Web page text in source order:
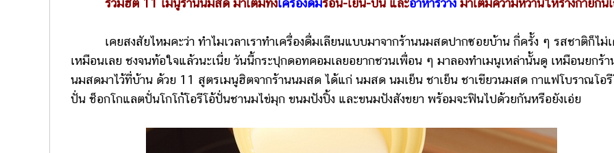
รวมฮิต 11 เมนูร้านนมสด มาเต็มทั้งเครื่องดื่มร้อน-เย็น-ปั่น และอาหารว่าง มาเติมความหวานให้ร่างกายกัน
เคยสงสัยไหมคะว่า ทำไมเวลาเราทำเครื่องดื่มเลียนแบบมาจากร้านนมสดปากซอยบ้าน กี่ครั้ง ๆ รสชาติก็ไม่
เหมือนเลย ชงจนท้อใจแล้วนะเนี่ย วันนี้กระปุกดอทคอมเลยอยากชวนเพื่อน ๆ มาลองทำเมนูเหล่านั้นดู เหมือนยกร้า
นมสดมาไว้ที่บ้าน ด้วย 11 สูตรเมนูฮิตจากร้านนมสด ได้แก่ นมสด นมเย็น ชาเย็น ชาเขียวนมสด กาแฟโบราณโอรี
ปั่น ช็อกโกแลตปั่นโกโก้โอรีโอ้ปั่นชานมไข่มุก ขนมปังปิ้ง และขนมปังสังขยา พร้อมจะฟินไปด้วยกันหรือยังเอ่ย